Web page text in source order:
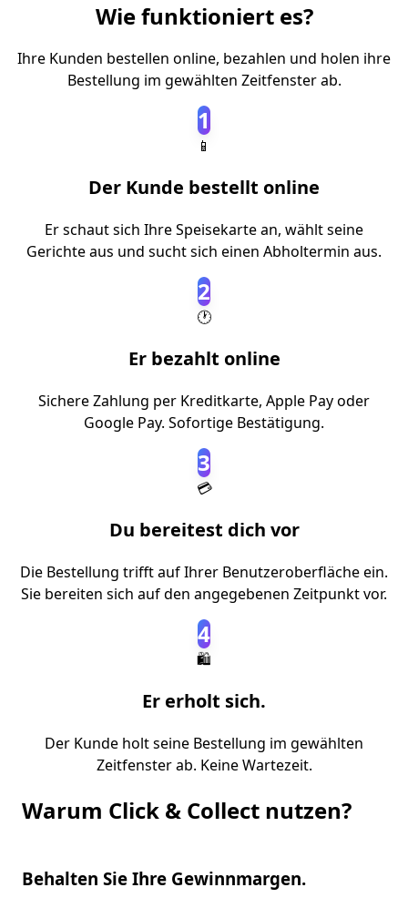
Wie funktioniert es?
Ihre Kunden bestellen online, bezahlen und holen ihre
Bestellung im gewählten Zeitfenster ab.
1
📱
Der Kunde bestellt online
Er schaut sich Ihre Speisekarte an, wählt seine
Gerichte aus und sucht sich einen Abholtermin aus.
2
🕐
Er bezahlt online
Sichere Zahlung per Kreditkarte, Apple Pay oder
Google Pay. Sofortige Bestätigung.
3
💳
Du bereitest dich vor
Die Bestellung trifft auf Ihrer Benutzeroberfläche ein.
Sie bereiten sich auf den angegebenen Zeitpunkt vor.
4
🛍️
Er erholt sich.
Der Kunde holt seine Bestellung im gewählten
Zeitfenster ab. Keine Wartezeit.
Warum Click & Collect nutzen?
Behalten Sie Ihre Gewinnmargen.